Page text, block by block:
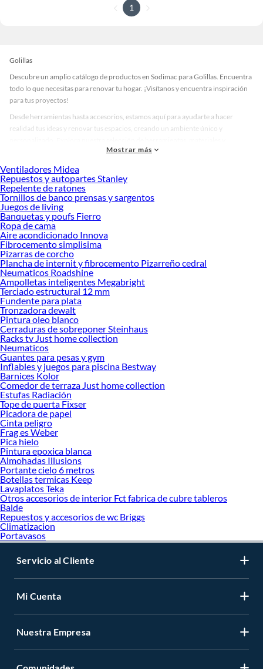
1
Golillas
Descubre un amplio catálogo de productos en Sodimac para Golillas. Encuentra
todo lo que necesitas para renovar tu hogar. ¡Visítanos y encuentra inspiración
para tus proyectos!
Desde herramientas hasta accesorios, estamos aquí para ayudarte a hacer
realidad tus ideas y renovar tus espacios, creando un ambiente único y
accesorios de calidad que te ayudarán a crear un espacio más tú.
Desde remodelaciones hasta proyectos de decoración, estamos aquí para hacer
tus ideas realidad. ¡Visítanos y encuentra todo lo que tenemos para ofrecerte en
Golillas!
Explora la variedad de productos de Golillas en Sodimac
Herramientas, materiales y accesorios de calidad para tus proyectos y
renovación de espacios. ¡Visítanos y descubre todo lo que tenemos para
ofrecerte!
Encuentra una amplia variedad de productos de Golillas en Sodimac. Encuentra
todo lo necesario para tus proyectos de renovación y decoración. ¡Visítanos y
haz tus ideas realidad!
Mostrar más
Ventiladores Midea
Repuestos y autopartes Stanley
Repelente de ratones
Tornillos de banco prensas y sargentos
Juegos de living
Banquetas y poufs Fierro
Ropa de cama
Aire acondicionado Innova
Fibrocemento simplisima
Pizarras de corcho
Plancha de internit y fibrocemento Pizarreño cedral
Neumaticos Roadshine
Ampolletas inteligentes Megabright
Terciado estructural 12 mm
Fundente para plata
Tronzadora dewalt
Pintura oleo blanco
Cerraduras de sobreponer Steinhaus
Racks tv Just home collection
Neumaticos
Guantes para pesas y gym
Inflables y juegos para piscina Bestway
Barnices Kolor
Comedor de terraza Just home collection
Estufas Radiación
Tope de puerta Fixser
Picadora de papel
Cinta peligro
Frag es Weber
Pica hielo
Pintura epoxica blanca
Almohadas Illusions
Portante cielo 6 metros
Botellas termicas Keep
Lavaplatos Teka
Otros accesorios de interior Fct fabrica de cubre tableros
Balde
Repuestos y accesorios de wc Briggs
Climatizacion
Portavasos
Servicio al Cliente
Mi Cuenta
Nuestra Empresa